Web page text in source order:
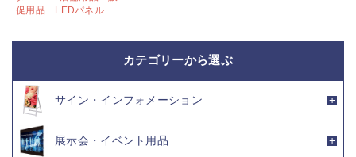
促用品 LEDパネル
カテゴリーから選ぶ
サイン・インフォメーション
展示会・イベント用品